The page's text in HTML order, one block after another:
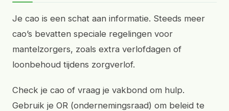
Je cao is een schat aan informatie. Steeds meer
cao’s bevatten speciale regelingen voor
mantelzorgers, zoals extra verlofdagen of
loonbehoud tijdens zorgverlof.
Check je cao of vraag je vakbond om hulp.
Gebruik je OR (ondernemingsraad) om beleid te